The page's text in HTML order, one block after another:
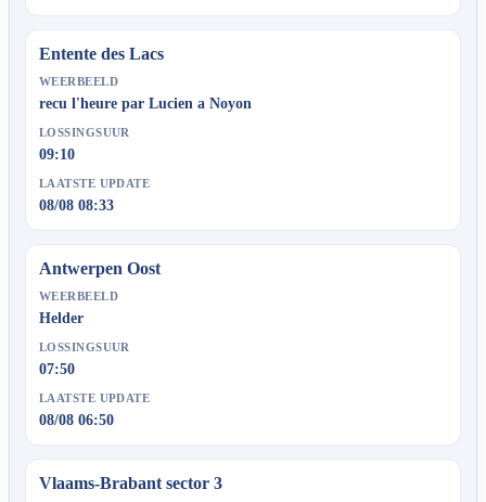
Entente des Lacs
WEERBEELD
recu l'heure par Lucien a Noyon
LOSSINGSUUR
09:10
LAATSTE UPDATE
08/08 08:33
Antwerpen Oost
WEERBEELD
Helder
LOSSINGSUUR
07:50
LAATSTE UPDATE
08/08 06:50
Vlaams-Brabant sector 3